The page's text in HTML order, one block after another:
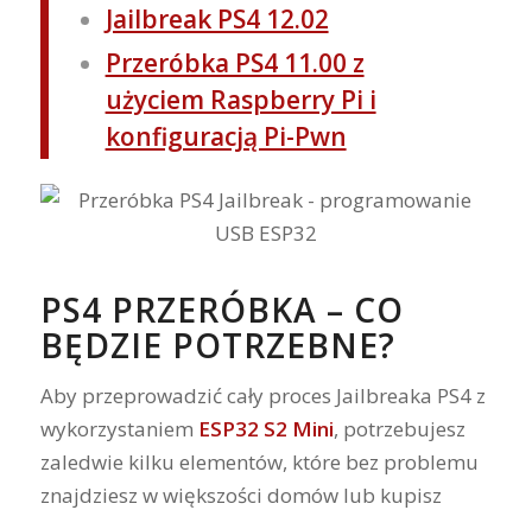
Jailbreak PS4 12.02
Przeróbka PS4 11.00 z
użyciem Raspberry Pi i
konfiguracją Pi-Pwn
PS4 PRZERÓBKA – CO
BĘDZIE POTRZEBNE?
Aby przeprowadzić cały proces Jailbreaka PS4 z
wykorzystaniem ESP32 S2 Mini, potrzebujesz
zaledwie kilku elementów, które bez problemu
znajdziesz w większości domów lub kupisz